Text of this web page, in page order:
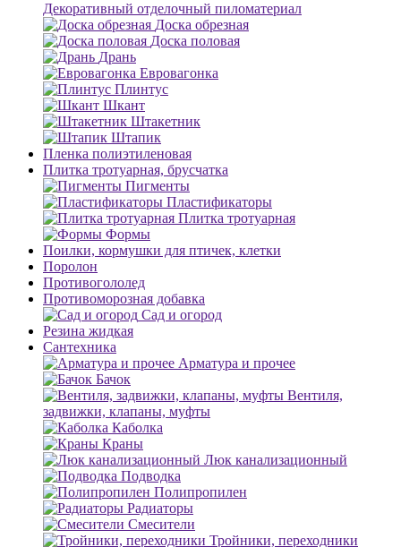
Декоративный отделочный пиломатериал
Доска обрезная
Доска половая
Дрань
Евровагонка
Плинтус
Шкант
Штакетник
Штапик
Пленка полиэтиленовая
Плитка тротуарная, брусчатка
Пигменты
Пластификаторы
Плитка тротуарная
Формы
Поилки, кормушки для птичек, клетки
Поролон
Противогололед
Противоморозная добавка
Сад и огород
Резина жидкая
Сантехника
Арматура и прочее
Бачок
Вентиля,
задвижки, клапаны, муфты
Каболка
Краны
Люк канализационный
Подводка
Полипропилен
Радиаторы
Смесители
Тройники, переходники